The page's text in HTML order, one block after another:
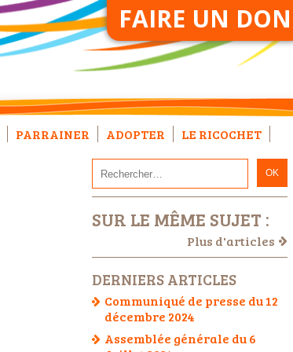
FAIRE UN DON
PARRAINER ADOPTER LE RICOCHET
SUR LE MÊME SUJET :
Plus d'articles
DERNIERS ARTICLES
Communiqué de presse du 12
décembre 2024
Assemblée générale du 6